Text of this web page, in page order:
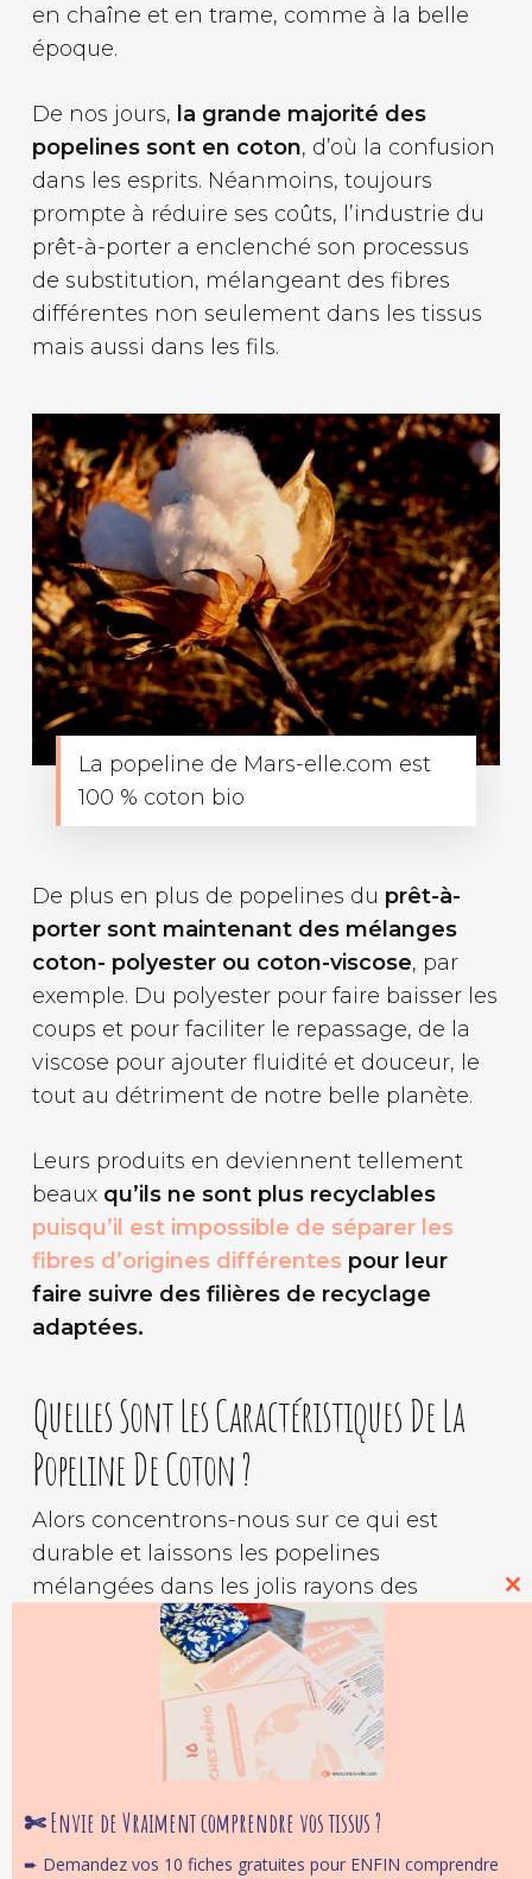
en chaîne et en trame, comme à la belle
époque.
De nos jours, la grande majorité des
popelines sont en coton, d’où la confusion
dans les esprits. Néanmoins, toujours
prompte à réduire ses coûts, l’industrie du
prêt-à-porter a enclenché son processus
de substitution, mélangeant des fibres
différentes non seulement dans les tissus
mais aussi dans les fils.
La popeline de Mars-elle.com est
100 % coton bio
De plus en plus de popelines du prêt-à-
porter sont maintenant des mélanges
coton- polyester ou coton-viscose, par
exemple. Du polyester pour faire baisser les
coups et pour faciliter le repassage, de la
viscose pour ajouter fluidité et douceur, le
tout au détriment de notre belle planète.
Leurs produits en deviennent tellement
beaux qu’ils ne sont plus recyclables
puisqu’il est impossible de séparer les
fibres d’origines différentes pour leur
faire suivre des filières de recyclage
adaptées.
Quelles Sont Les Caractéristiques De La
Popeline De Coton ?
Alors concentrons-nous sur ce qui est
durable et laissons les popelines
mélangées dans les jolis rayons des
magasins. Le coton c’est très suffisant,
c’est même très bien si en plus il est Bio,
tissé et imprimé localement, comme
celui des collections de Mars-elle.com
La popeline imprimé coton biode Mars-
elle.com, comme toutes les popelines en
coton, se reconnaît à :
✄ Envie de Vraiment comprendre vos tissus ?
➨ Demandez vos 10 fiches gratuites pour ENFIN comprendre